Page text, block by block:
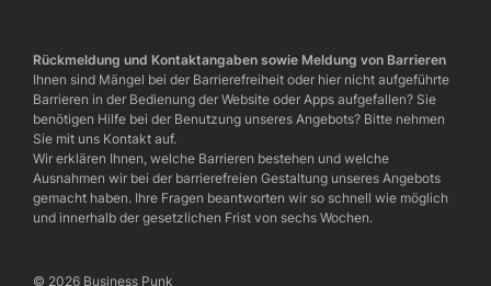
Rückmeldung und Kontaktangaben sowie Meldung von Barrieren
Ihnen sind Mängel bei der Barrierefreiheit oder hier nicht aufgeführte
Barrieren in der Bedienung der Website oder Apps aufgefallen? Sie
benötigen Hilfe bei der Benutzung unseres Angebots? Bitte nehmen
Sie mit uns Kontakt auf.
Wir erklären Ihnen, welche Barrieren bestehen und welche
Ausnahmen wir bei der barrierefreien Gestaltung unseres Angebots
gemacht haben. Ihre Fragen beantworten wir so schnell wie möglich
und innerhalb der gesetzlichen Frist von sechs Wochen.
© 2026 Business Punk